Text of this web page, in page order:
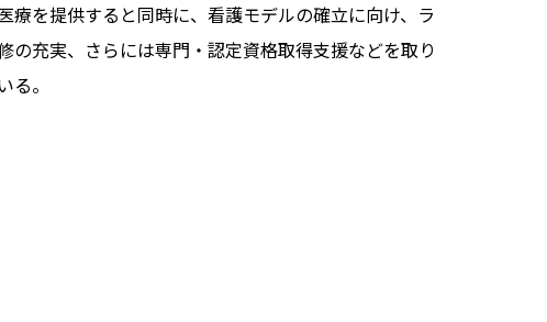
療を提供すると同時に、看護モデルの確立に向け、ラ
の充実、さらには専門・認定資格取得支援などを取り
。